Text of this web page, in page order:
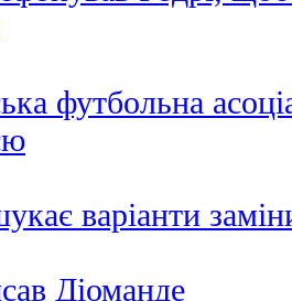
футбольна
варіанти
Діоманде